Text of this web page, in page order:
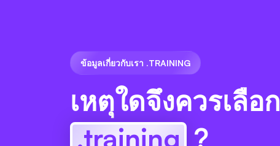
ข้อมูลเกี่ยวกับเรา .TRAINING
เหตุใดจึงควรเลือก
.training ?